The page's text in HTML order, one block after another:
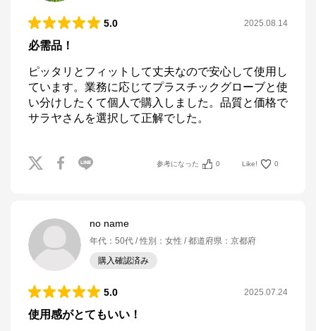
5.0 2025.08.14
必需品！
ピッタリとフィットして丈夫なので安心して使用し
ています。業務に応じてプラスチックグローブと使
い分けしたくて個人で購入しました。品質と価格で
サラヤさんを選択して正解でした。
参考になった 0 Like! 0
no name
年代 ： 50代 性別 ： 女性 都道府県 ： 京都府
購入確認済み
5.0 2025.07.24
使用感がとてもいい！